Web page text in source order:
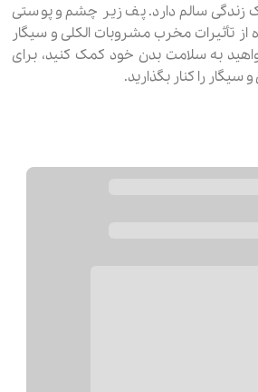
زندگی سالم دارد. پف زیر چشم و پوستی
از تأثیرات مخرب مشروبات الکلی و سیگار
به سلامت بدن خود کمک کنید، برای
را کنار بگذارید.